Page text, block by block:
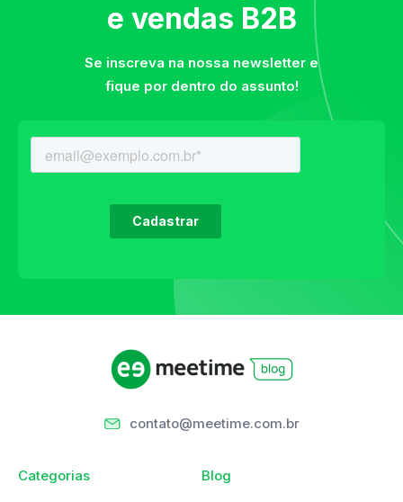
e vendas B2B
Se inscreva na nossa newsletter e
fique por dentro do assunto!
contato@meetime.com.br
Categorias Blog